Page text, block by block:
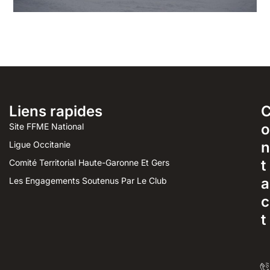
Liens rapides
Site FFME National
Ligue Occitanie
Comité Territorial Haute-Garonne Et Gers
Les Engagements Soutenus Par Le Club
o
n
t
a
c
t